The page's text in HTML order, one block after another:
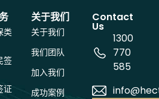
类
签
证
关于我们
关于我们
我们团队
加入我们
成功案例
Contact
Us
1300
770
585